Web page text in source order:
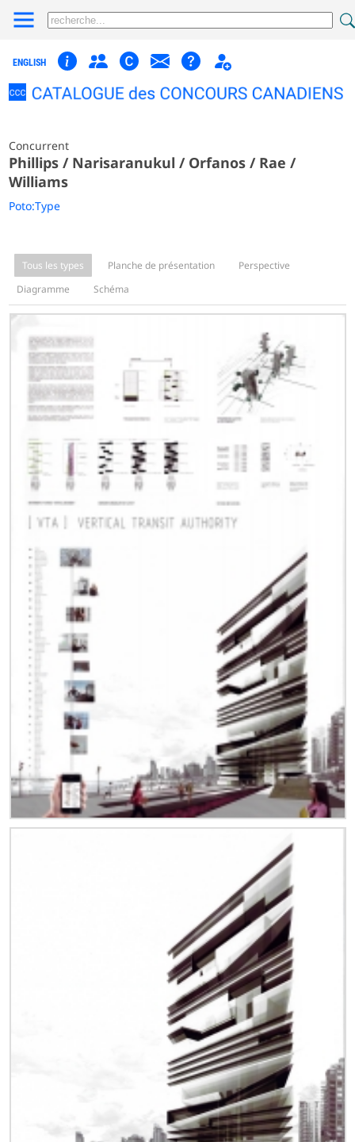
ENGLISH
Concurrent
Phillips / Narisaranukul / Orfanos / Rae /
Williams
Poto:Type
Tous les types Planche de présentation
Perspective
Diagramme
Schéma